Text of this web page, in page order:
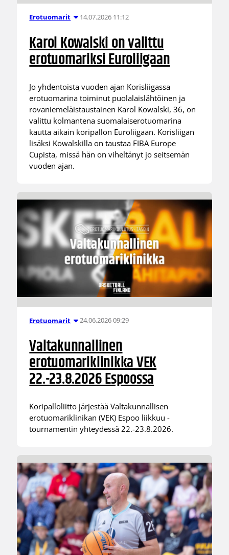
Erotuomarit 14.07.2026 11:12
Karol Kowalski on valittu
erotuomariksi Euroliigaan
Jo yhdentoista vuoden ajan Korisliigassa
erotuomarina toiminut puolalaislähtöinen ja
rovaniemeläistaustainen Karol Kowalski, 36, on
valittu kolmantena suomalaiserotuomarina
kautta aikain koripallon Euroliigaan. Korisliigan
lisäksi Kowalskilla on taustaa FIBA Europe
Cupista, missä hän on viheltänyt jo seitsemän
vuoden ajan.
Erotuomarit 24.06.2026 09:29
Valtakunnallinen
erotuomariklinikka VEK
22.-23.8.2026 Espoossa
Koripalloliitto järjestää Valtakunnallisen
erotuomariklinikan (VEK) Espoo liikkuu -
tournamentin yhteydessä 22.-23.8.2026.